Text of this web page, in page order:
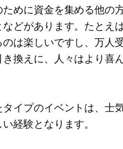
めに資金を集める他の
などがあります。たとえ
は楽しいですし、万人
き換えに、人々はより喜
イプのイベントは、士
経験となります。